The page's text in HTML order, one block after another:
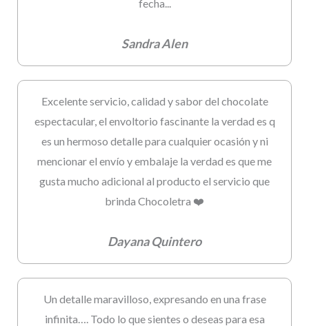
fecha...
Sandra Alen
Excelente servicio, calidad y sabor del chocolate
espectacular, el envoltorio fascinante la verdad es q
es un hermoso detalle para cualquier ocasión y ni
mencionar el envío y embalaje la verdad es que me
gusta mucho adicional al producto el servicio que
brinda Chocoletra ❤️
Dayana Quintero
Un detalle maravilloso, expresando en una frase
infinita…. Todo lo que sientes o deseas para esa